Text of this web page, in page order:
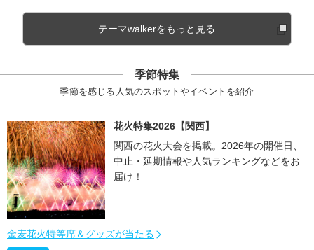
テーマwalkerをもっと見る
季節特集
季節を感じる人気のスポットやイベントを紹介
花火特集2026【関西】
関西の花火大会を掲載。2026年の開催日、
中止・延期情報や人気ランキングなどをお
届け！
金麦花火特等席＆グッズが当たる